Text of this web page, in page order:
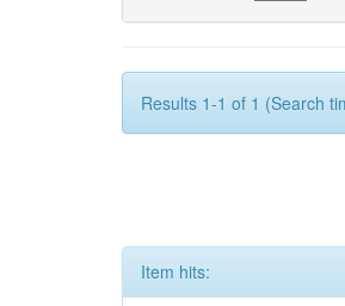
Results 1-1 of 1 (Search
Item hits: